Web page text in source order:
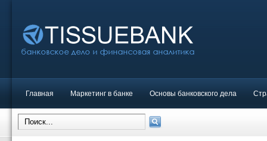
Главная Маркетинг в банке Основы банковского дела